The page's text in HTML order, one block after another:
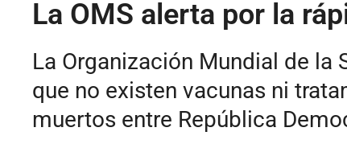
La OMS alerta por la
La Organización Mundial de la
que no existen vacunas ni
muertos entre República